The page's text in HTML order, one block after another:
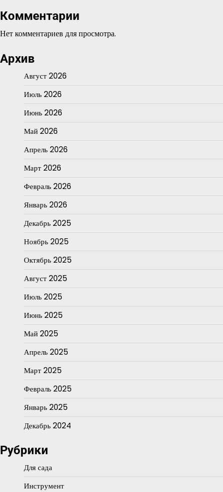
Комментарии
Нет комментариев для просмотра.
Архив
Август 2026
Июль 2026
Июнь 2026
Май 2026
Апрель 2026
Март 2026
Февраль 2026
Январь 2026
Декабрь 2025
Ноябрь 2025
Октябрь 2025
Август 2025
Июль 2025
Июнь 2025
Май 2025
Апрель 2025
Март 2025
Февраль 2025
Январь 2025
Декабрь 2024
Рубрики
Для сада
Инструмент